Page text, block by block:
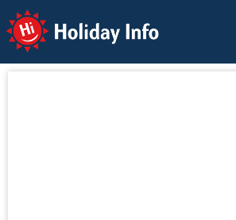
Holiday Info